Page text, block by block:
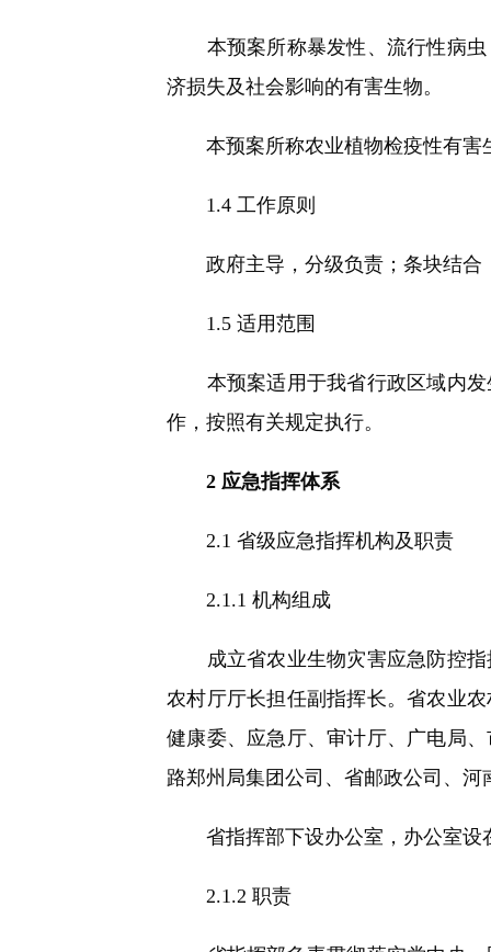
本预案所称暴发性、流行性病虫
济损失及社会影响的有害生物。
本预案所称农业植物检疫性有害
1.4 工作原则
政府主导，分级负责；条块结合
1.5 适用范围
本预案适用于我省行政区域内发
作，按照有关规定执行。
2 应急指挥体系
2.1 省级应急指挥机构及职责
2.1.1 机构组成
成立省农业生物灾害应急防控指
农村厅厅长担任副指挥长。省农业
健康委、应急厅、审计厅、广电局
路郑州局集团公司、省邮政公司、
省指挥部下设办公室，办公室设
2.1.2 职责